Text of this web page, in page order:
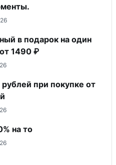
в подарок на один
1490 ₽
при покупке от
на то